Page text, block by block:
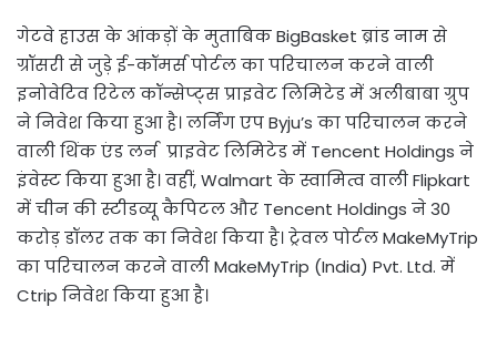
गेटवे हाउस के आंकड़ों के मुताबिक BigBasket ब्रांड नाम से
ग्रॉसरी से जुड़े ई-कॉमर्स पोर्टल का परिचालन करने वाली
इनोवेटिव रिटेल कॉन्सेप्ट्स प्राइवेट लिमिटेड में अलीबाबा ग्रुप
ने निवेश किया हुआ है। लर्निंग एप Byju’s का परिचालन करने
वाली थिंक एंड लर्न प्राइवेट लिमिटेड में Tencent Holdings ने
इंवेस्ट किया हुआ है। वहीं, Walmart के स्वामित्व वाली Flipkart
में चीन की स्टीडव्यू कैपिटल और Tencent Holdings ने 30
करोड़ डॉलर तक का निवेश किया है। ट्रेवल पोर्टल MakeMyTrip
का परिचालन करने वाली MakeMyTrip (India) Pvt. Ltd. में
Ctrip निवेश किया हुआ है।